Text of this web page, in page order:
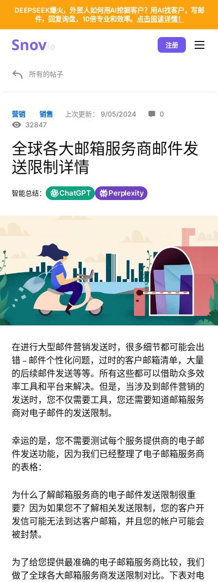
注册
所有的帖子
营销 销售 上次更新： 9/05/2024
0
32847
全球各大邮箱服务商邮件发
送限制详情
智能总结： ChatGPT Perplexity
在进行大型邮件营销发送时，很多细节都可能会出
错 – 邮件个性化问题，过时的客户邮箱清单，大量
的后续邮件发送等等。所有这些都可以借助众多效
率工具和平台来解决。但是，当涉及到邮件营销的
发送时，您不仅需要工具，您还需要知道邮箱服务
商对电子邮件的发送限制。
幸运的是，您不需要测试每个服务提供商的电子邮
件发送功能，因为我们已经整理了电子邮箱服务商
的表格：
为什么了解邮箱服务商的电子邮件发送限制很重
要？因为如果您不了解相关发送限制，您的客户开
发信可能无法到达客户邮箱，并且您的帐户可能会
被封禁。
为了给您提供最准确的电子邮箱服务商比较，我们
做了全球各大邮箱服务商发送限制对比。下表对电
DEEPSEEK爆火，外贸人如何用AI挖掘客户？用AI找客户，写邮
件，回复询盘，10倍专业和效率。 点击阅读详情！